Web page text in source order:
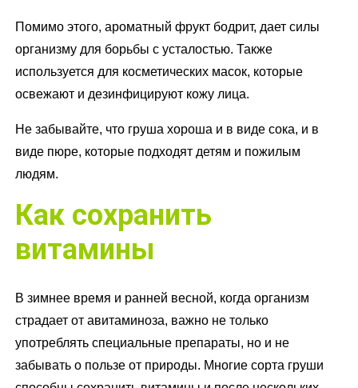
Помимо этого, ароматный фрукт бодрит, дает силы
организму для борьбы с усталостью. Также
используется для косметических масок, которые
освежают и дезинфицируют кожу лица.
Не забывайте, что груша хороша и в виде сока, и в
виде пюре, которые подходят детям и пожилым
людям.
Как сохранить
витамины
В зимнее время и ранней весной, когда организм
страдает от авитаминоза, важно не только
употреблять специальные препараты, но и не
забывать о пользе от природы. Многие сорта груши